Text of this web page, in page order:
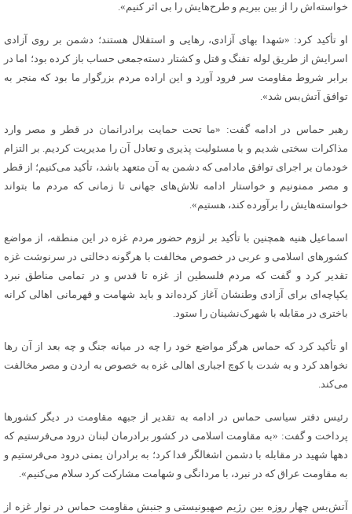
خواسته‌اش را از بین ببریم و طرح‌هایش را بی اثر کنیم».
او تأکید کرد: «شهدا بهای آزادی، رهایی و استقلال هستند؛ دشمن بر روی آزادی
اسرایش از طریق لوله تفنگ و قتل و کشتار دسته‌جمعی حساب باز کرده بود؛ اما در
برابر شروط مقاومت سر فرود آورد و این اراده مردم بزرگوار ما بود که منجر به
توافق آتش‌بس شد».
رهبر حماس در ادامه گفت: «ما تحت حمایت برادرانمان در قطر و مصر وارد
مذاکرات سختی شدیم و با مسئولیت پذیری و تعادل آن را مدیریت کردیم. بر التزام
خودمان بر اجرای توافق مادامی که دشمن به آن متعهد باشد، تأکید می‌کنیم؛ از قطر
و مصر ممنونیم و خواستار ادامه تلاش‌های جهانی تا زمانی که مردم ما بتواند
خواسته‌هایش را برآورده کند، هستیم».
اسماعیل هنیه همچنین با تأکید بر لزوم حضور مردم غزه در این منطقه، از مواضع
کشورهای اسلامی و عربی در خصوص مخالفت با هرگونه دخالتی در سرنوشت غزه
تقدیر کرد و گفت که مردم فلسطین از غزه تا قدس و در تمامی مناطق نبرد
یکپاچه‌ای برای آزادی وطنشان آغاز کرده‌اند و باید شهامت و قهرمانی اهالی کرانه
باختری در مقابله با شهرک‌نشینان را ستود.
او تأکید کرد که حماس هرگز مواضع خود را چه در میانه جنگ و چه بعد از آن رها
نخواهد کرد و به شدت با کوچ اجباری اهالی غزه به خصوص به اردن و مصر مخالفت
می‌کند.
رئیس دفتر سیاسی حماس در ادامه به تقدیر از جبهه مقاومت در دیگر کشورها
پرداخت و گفت: «به مقاومت اسلامی در کشور برادرمان لبنان درود می‌فرستیم که
دهها شهید در مقابله با دشمن اشغالگر فدا کرد؛ به برادران یمنی درود می‌فرستیم و
به مقاومت عراق که در نبرد، با مردانگی و شهامت مشارکت کرد سلام می‌کنیم».
آتش‌بس چهار روزه بین رژیم صهیونیستی و جنبش مقاومت حماس در نوار غزه از